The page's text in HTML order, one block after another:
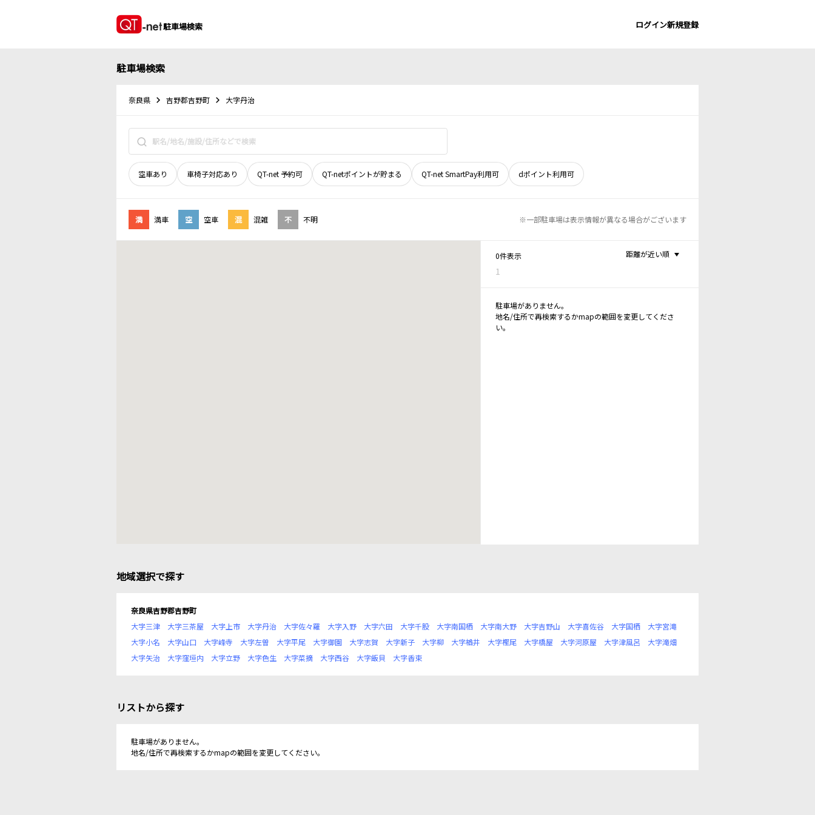
駐車場検索 ログイン新規登録
駐車場検索
奈良県 吉野郡吉野町 大字丹治
空車あり 車椅子対応あり QT-net 予約可 QT-netポイントが貯まる QT-net SmartPay利用可 dポイント利用可
満 満車 空 空車 混 混雑 不 不明 ※一部駐車場は表示情報が異なる場合がございます
0件表示
1
距離が近い順
駐車場がありません。
地名/住所で再検索するかmapの範囲を変更してくださ
い。
地域選択で探す
奈良県吉野郡吉野町
大字三津
大字三茶屋 大字上市 大字丹治 大字佐々羅 大字入野 大字六田 大字千股 大字南国栖 大字南大野 大字吉野山 大字喜佐谷 大字国栖
大字宮滝
大字小名
大字山口 大字峰寺 大字左曽 大字平尾 大字御園 大字志賀 大字新子 大字柳 大字楢井 大字樫尾 大字橋屋 大字河原屋 大字津風呂
大字滝畑
大字矢治
大字窪垣内 大字立野 大字色生 大字菜摘 大字西谷 大字飯貝 大字香束
リストから探す
駐車場がありません。
地名/住所で再検索するかmapの範囲を変更してください。